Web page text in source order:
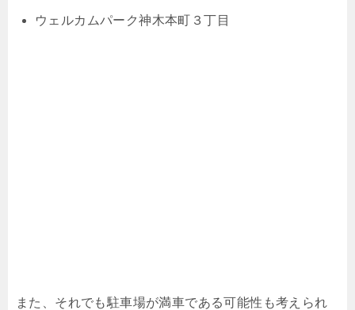
ウェルカムパーク神木本町３丁目
また、それでも駐車場が満車である可能性も考えられ